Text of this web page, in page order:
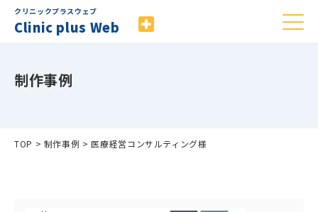
クリニックプラスウェブ
Clinic plus Web
制作事例
TOP > 制作事例 >医療経営コンサルティング様